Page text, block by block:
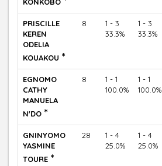
KONKOBO
PRISCILLE
KEREN
ODELIA
KOUAKOU *
8
1 - 3
33.3%
1 - 3
33.3%
EGNOMO
CATHY
MANUELA
N'DO *
8
1 - 1
100.0%
1 - 1
100.0%
GNINYOMO
YASMINE
TOURE *
28
1 - 4
25.0%
1 - 4
25.0%